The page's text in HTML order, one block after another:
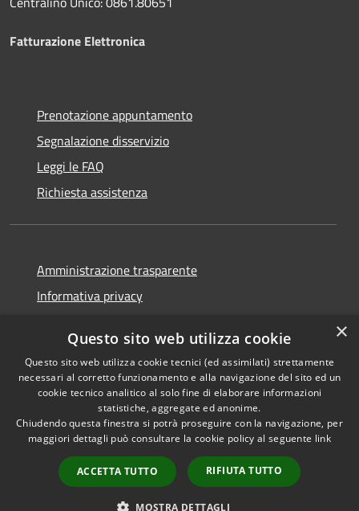
Fatturazione Elettronica
Prenotazione appuntamento
Segnalazione disservizio
Leggi le FAQ
Richiesta assistenza
Amministrazione trasparente
Informativa privacy
Dichiarazione di accessibilità
RSS
Accessibilità
Copyright © 2026 • Comune di
Corropoli • Powered by
Municipium•
Accesso
redazione
×
Questo sito web utilizza cookie
Questo sito web utilizza cookie tecnici (ed assimilati) strettamente
necessari al corretto funzionamento e alla navigazione del sito ed un
cookie tecnico analitico al solo fine di elaborare informazioni
statistiche, aggregate ed anonime.
Chiudendo questa finestra si potrà proseguire con la navigazione, per
maggiori dettagli può consultare la cookie policy al seguente link
ACCETTA TUTTO RIFIUTA TUTTO
MOSTRA DETTAGLI